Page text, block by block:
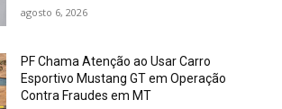
agosto 6, 2026
PF Chama Atenção ao Usar Carro
Esportivo Mustang GT em Operação
Contra Fraudes em MT